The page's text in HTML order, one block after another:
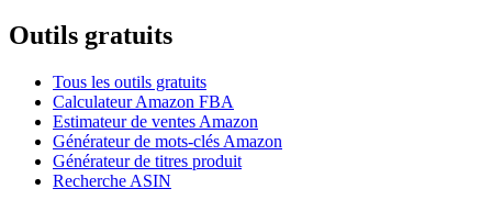
Outils gratuits
Tous les outils gratuits
Calculateur Amazon FBA
Estimateur de ventes Amazon
Générateur de mots-clés Amazon
Générateur de titres produit
Recherche ASIN